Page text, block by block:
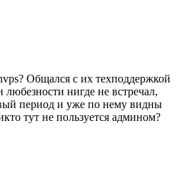
Общался с их техподдержкой
нигде не встречал,
период и уже по нему видны
тут не пользуется админом?